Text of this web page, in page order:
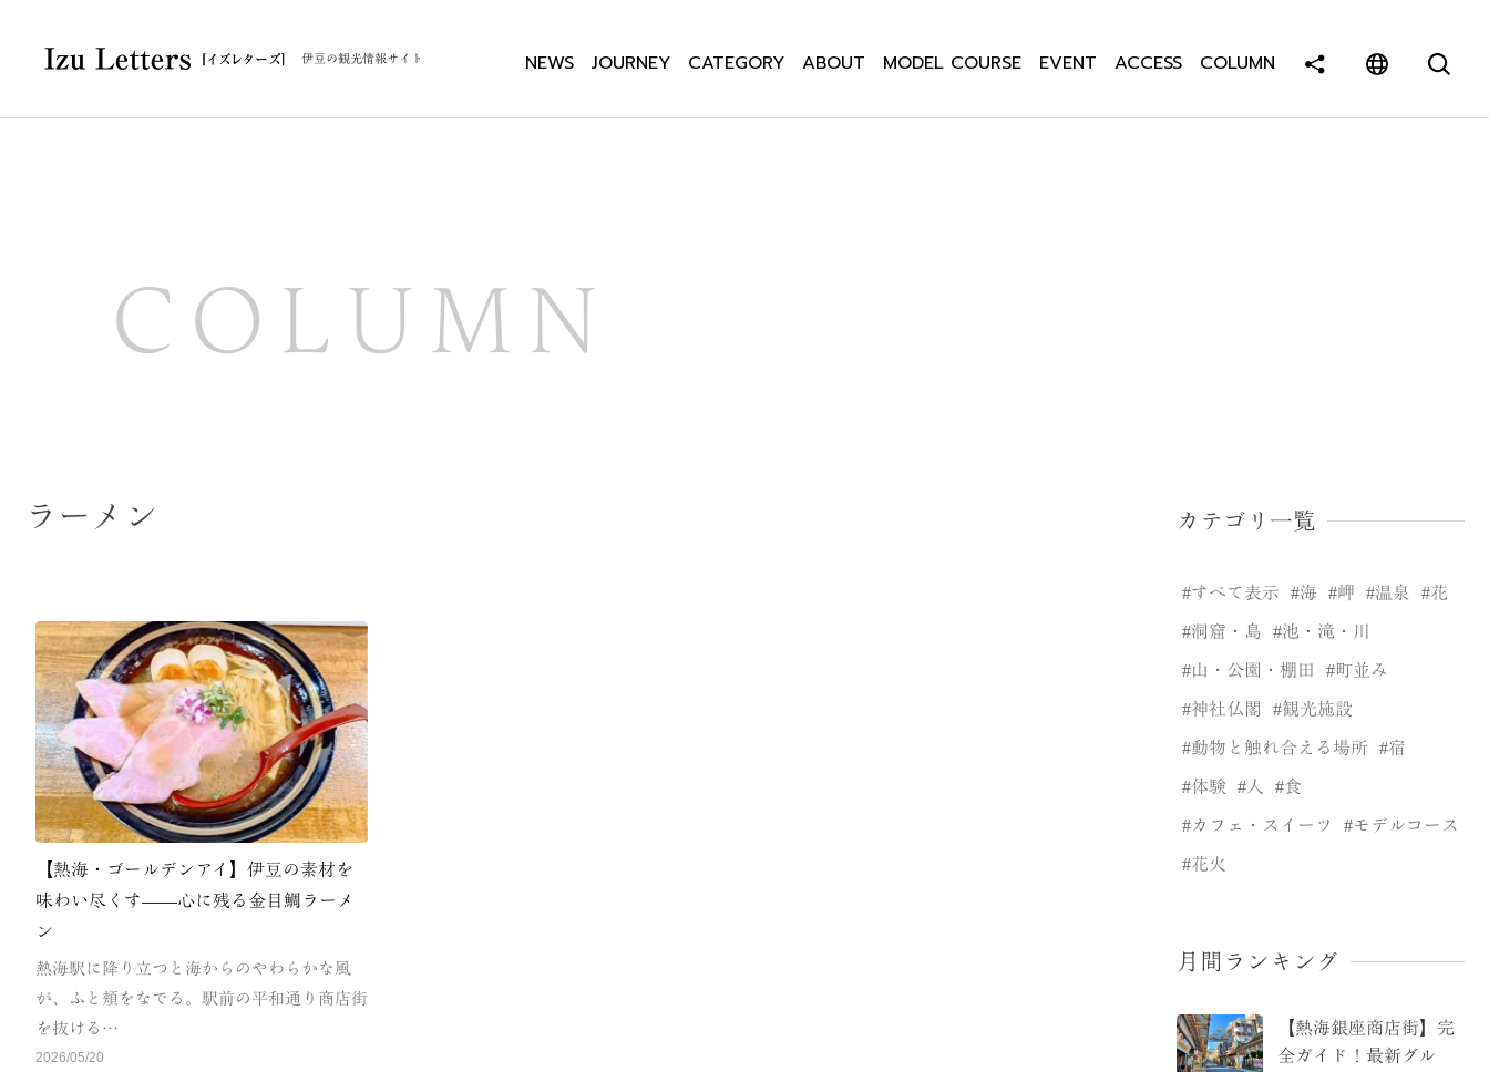
伊豆の観光情報サイト NEWS JOURNEY CATEGORY ABOUT MODEL COURSE EVENT ACCESS COLUMN
COLUMN
ラーメン
【熱海・ゴールデンアイ】伊豆の素材を
味わい尽くす——心に残る金目鯛ラーメ
ン
熱海駅に降り立つと海からのやわらかな風
が、ふと頬をなでる。駅前の平和通り商店街
を抜ける…
2026/05/20
カテゴリ一覧
すべて表示 海 岬 温泉 花
洞窟・島 池・滝・川
山・公園・棚田 町並み
神社仏閣 観光施設
動物と触れ合える場所 宿
体験 人 食
カフェ・スイーツ モデルコース
花火
月間ランキング
【熱海銀座商店街】完
全ガイド！最新グル